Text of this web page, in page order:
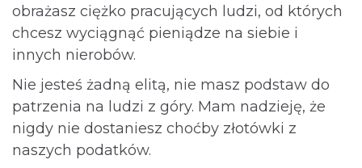
obrażasz ciężko pracujących ludzi, od których
chcesz wyciągnąć pieniądze na siebie i
innych nierobów.
Nie jesteś żadną elitą, nie masz podstaw do
patrzenia na ludzi z góry. Mam nadzieję, że
nigdy nie dostaniesz choćby złotówki z
naszych podatków.